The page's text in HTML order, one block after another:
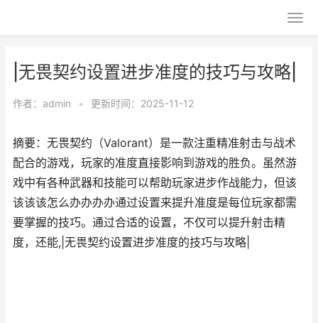
|无畏契约设置进步准度的技巧与攻略|
作者： admin • 更新时间：2025-11-12
摘要：无畏契约（Valorant）是一款注重精准射击与战术
配合的游戏，玩家的准度直接影响到游戏的胜负。虽然游
戏中有各种武器和技能可以帮助玩家进步作战能力，但该
该该该怎么办办办办通过设置来提升准度是每位玩家都需
要掌握的技巧。通过合适的设置，不仅可以提升射击精
度，还能,|无畏契约设置进步准度的技巧与攻略|